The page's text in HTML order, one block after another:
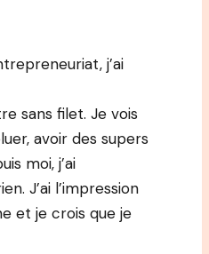
j’ai
sans filet. Je vois
avoir des supers
moi, j’ai
J’ai l’impression
et je crois que je